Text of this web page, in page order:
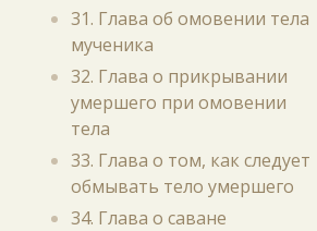
31. Глава об омовении тела
мученика
32. Глава о прикрывании
умершего при омовении
тела
33. Глава о том, как следует
обмывать тело умершего
34. Глава о саване